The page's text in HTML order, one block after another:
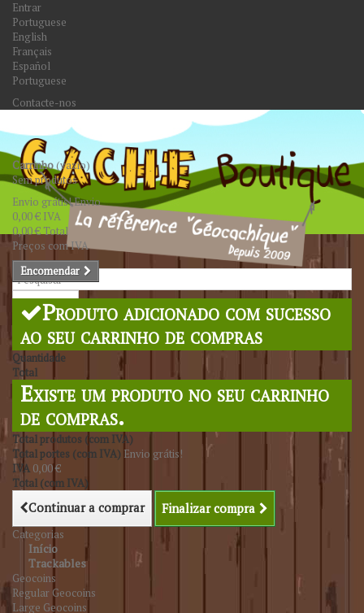
Entrar
Portuguese
English
Français
Español
Portuguese
Contacte-nos
Pesquisar
Carrinho(vazio)
Sem produtos
Envio grátis!Envio
0,00 € IVA
0,00 €Total
Preços com IVA
Encomendar
Produto adicionado com sucesso
ao seu carrinho de compras
Quantidade
Total
Existe um produto no seu carrinho
de compras.
Total produtos (com IVA)
Total portes (com IVA) Envio grátis!
IVA 0,00 €
Total (com IVA)
Continuar a comprar Finalizar compra
Categorias
Início
Trackables
Geocoins
Regular Geocoins
Large Geocoins